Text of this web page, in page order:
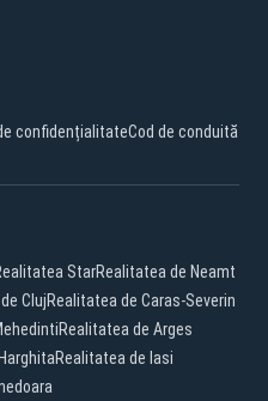
confidențialitateCod de conduită
StarRealitatea de Neamt
ClujRealitatea de Caras-Severin
Realitatea de Arges
Realitatea de Iasi